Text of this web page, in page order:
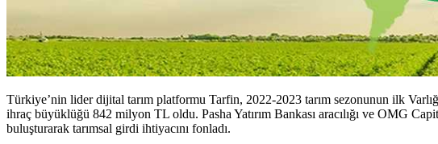
Türkiye’nin lider dijital tarım platformu Tarfin, 2022-2023 tarım sezonunun ilk
ihraç büyüklüğü 842 milyon TL oldu. Pasha Yatırım Bankası aracılığı ve OMG
buluşturarak tarımsal girdi ihtiyacını fonladı.